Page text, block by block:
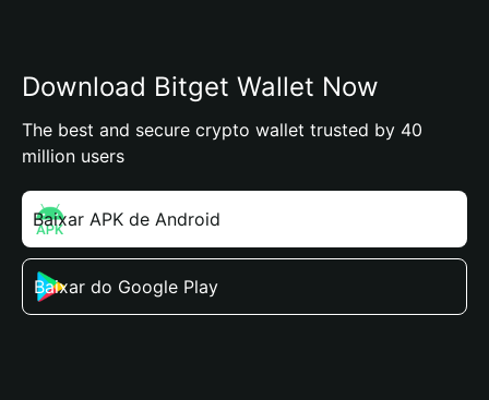
Download Bitget Wallet Now
The best and secure crypto wallet trusted by 40
million users
Baixar APK de Android
Baixar do Google Play